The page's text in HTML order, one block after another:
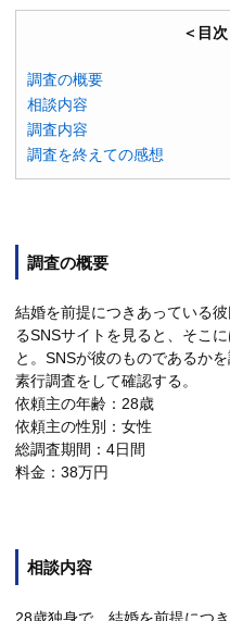
＜目次
調査の概要
相談内容
調査内容
調査を終えての感想
調査の概要
結婚を前提につきあっている
るSNSサイトを見ると、そこ
と。SNSが彼のものであるか
素行調査をして確認する。
依頼主の年齢：28歳
依頼主の性別：女性
総調査期間：4日間
料金：38万円
相談内容
28歳独身で、結婚を前提につ